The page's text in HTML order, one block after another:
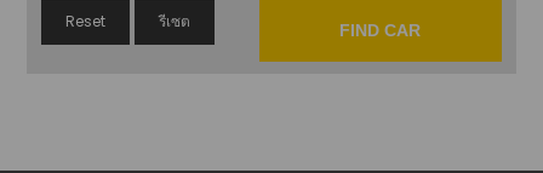
FIND CAR